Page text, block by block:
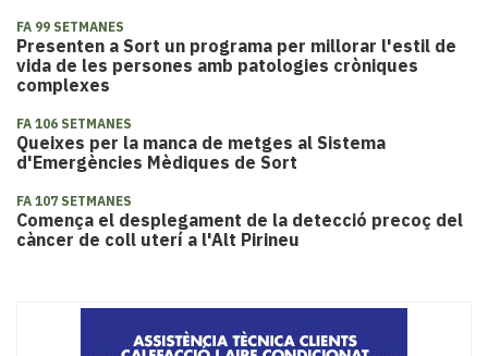
FA 99 SETMANES
Presenten a Sort un programa per millorar l'estil de
vida de les persones amb patologies cròniques
complexes
FA 106 SETMANES
Queixes per la manca de metges al Sistema
d'Emergències Mèdiques de Sort
FA 107 SETMANES
Comença el desplegament de la detecció precoç del
càncer de coll uterí a l'Alt Pirineu